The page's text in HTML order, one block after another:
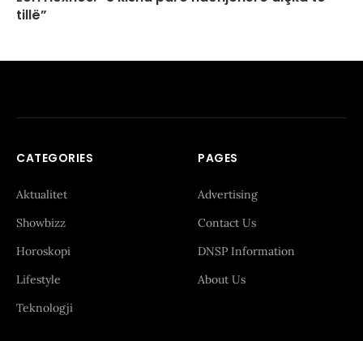
tillë”
CATEGORIES
Aktualitet
Showbizz
Horoskopi
Lifestyle
Teknologji
PAGES
Advertising
Contact Us
DNSP Information
About Us